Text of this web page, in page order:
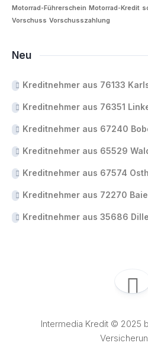
Motorrad-Führerschein Motorrad-Kredit
Vorschuss Vorschusszahlung
Neu
Kreditnehmer aus 76133
Kreditnehmer aus 76351
Kreditnehmer aus 67240
Kreditnehmer aus 65529
Kreditnehmer aus 67574
Kreditnehmer aus 72270
Kreditnehmer aus 35686
Intermedia Kredit © 2025